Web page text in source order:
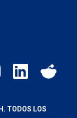
TODOS LOS